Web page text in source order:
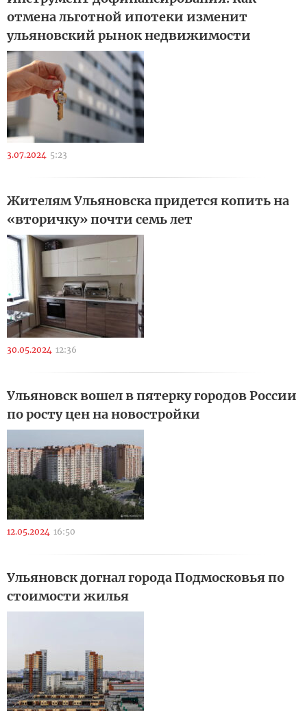
отмена льготной ипотеки изменит
ульяновский рынок недвижимости
3.07.2024 5:23
Жителям Ульяновска придется копить на
«вторичку» почти семь лет
30.05.2024 12:36
Ульяновск вошел в пятерку городов России
по росту цен на новостройки
12.05.2024 16:50
Ульяновск догнал города Подмосковья по
стоимости жилья